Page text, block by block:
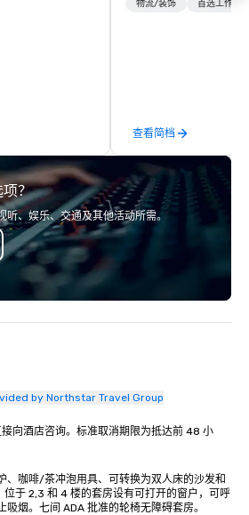
company
► What
is the
an
Britany
Beatles
a vintage
instant "aha!"
audience to
and
it’s a
an
or a luxury
are
match the
solo "Noir"
Pop Nouveau
A
creates memorable
creative, advanced
digital,
digital solutions for
in-person events of
物流/装饰 首选工作人
查看简档
项？
听、娱乐、交通及其他活动所需。
by Northstar Travel Group
向酒店咨询。标准取消期限为抵达前 48 小
、咖啡/茶冲泡用具、可转换为双人床的沙发和
于 2,3 和 4 楼的套房设有可打开的窗户，可呼
烟。七间 ADA 批准的轮椅无障碍套房。